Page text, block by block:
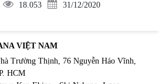
18.053
31/12/2020
VIỆT NAM
Trường Thịnh, 76 Nguyễn Háo Vĩnh,
HCM